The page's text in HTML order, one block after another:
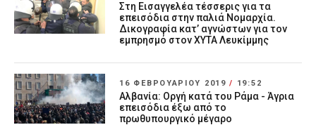
Στη Εισαγγελέα τέσσερις για τα
επεισόδια στην παλιά Νομαρχία.
Δικογραφία κατ’ αγνώστων για τον
εμπρησμό στον ΧΥΤΑ Λευκίμμης
16 ΦΕΒΡΟΥΑΡΊΟΥ 2019/ 19:52
Αλβανία: Οργή κατά του Ράμα - Άγρια
επεισόδια έξω από το
πρωθυπουργικό μέγαρο